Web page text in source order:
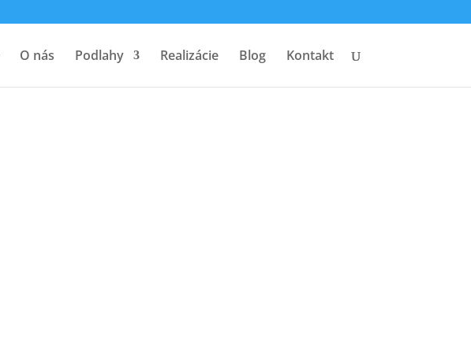
O nás Podlahy Realizácie Blog Kontakt